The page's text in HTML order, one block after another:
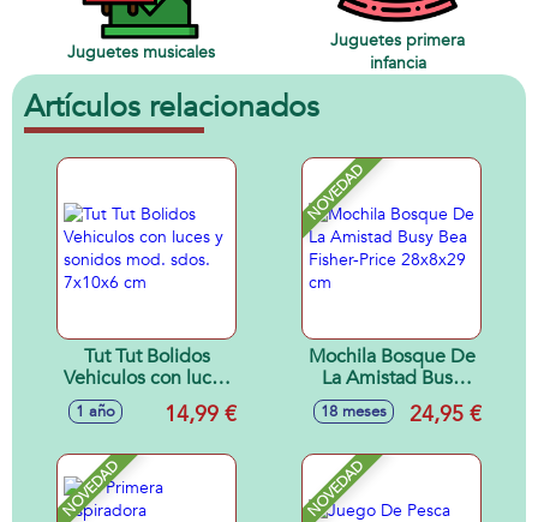
Juguetes musicales
Juguetes primera
infancia
Artículos relacionados
Tut Tut Bolidos
Vehiculos con luces
y sonidos mod.
sdos. 7x10x6 cm
1 año 14,99 €
NOVEDAD
Mochila Bosque De
La Amistad Busy
Bea Fisher-Price
28x8x29 cm
18 meses 24,95 €
NOVEDAD NOVEDAD